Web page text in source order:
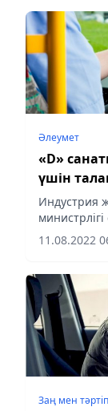
Әлеумет
«D»
үшін
Индустрия
11.08.2022
Заң мен тəртіп